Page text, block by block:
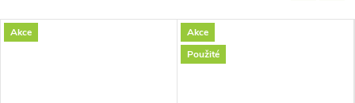
Akce
Akce
Použité